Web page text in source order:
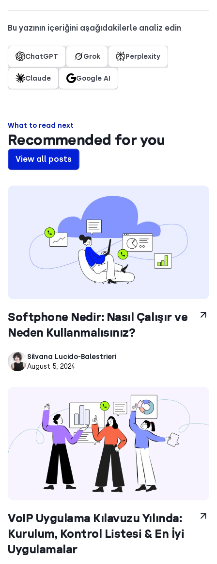
Bu yazının içeriğini aşağıdakilerle analiz edin
ChatGPT Grok Perplexity
Claude Google AI
What to read next
Recommended for you
View all posts
Softphone Nedir: Nasıl Çalışır ve
Neden Kullanmalısınız?
Silvana Lucido-Balestrieri
August 5, 2024
VoIP Uygulama Kılavuzu Yılında:
Kurulum, Kontrol Listesi & En İyi
Uygulamalar